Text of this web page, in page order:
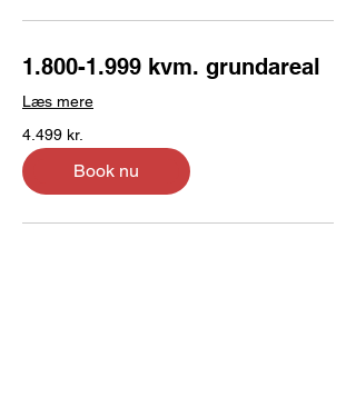
1.800-1.999 kvm. grundareal
Læs mere
4.499
danske
kroner
4.499 kr.
Book nu